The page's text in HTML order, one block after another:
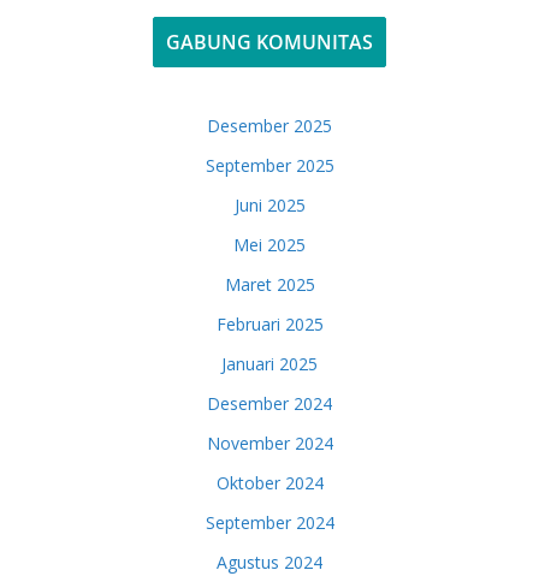
GABUNG KOMUNITAS
Desember 2025
September 2025
Juni 2025
Mei 2025
Maret 2025
Februari 2025
Januari 2025
Desember 2024
November 2024
Oktober 2024
September 2024
Agustus 2024